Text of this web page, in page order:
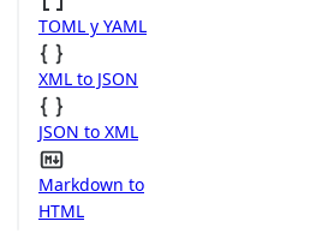
TOML у YAML
XML to JSON
JSON to XML
Markdown to
HTML